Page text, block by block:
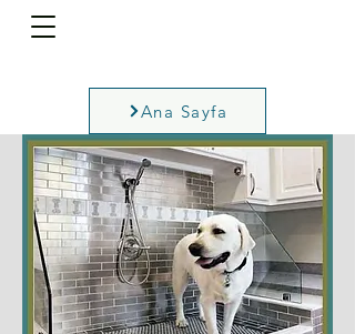
Ana Sayfa